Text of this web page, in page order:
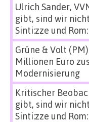
Ulrich Sander,
gibt, sind wir
Sinti:zze und
Grüne & Volt (PM)
Millionen Euro
Modernisierung
Kritischer
gibt, sind wir
Sinti:zze und